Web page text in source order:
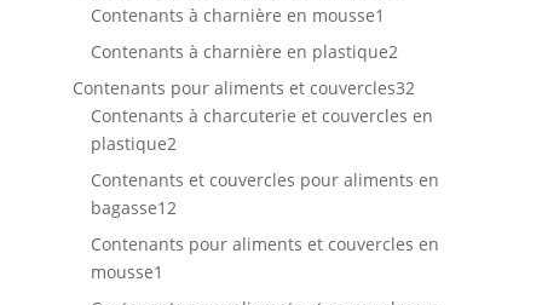
Contenants à charnière en mousse1
produit
Contenants à charnière en plastique22
produits
Contenants pour aliments et couvercles3232
produits
Contenants à charcuterie et couvercles en
plastique22
produits
Contenants et couvercles pour aliments en
bagasse1212
produits
Contenants pour aliments et couvercles en
mousse1
produit